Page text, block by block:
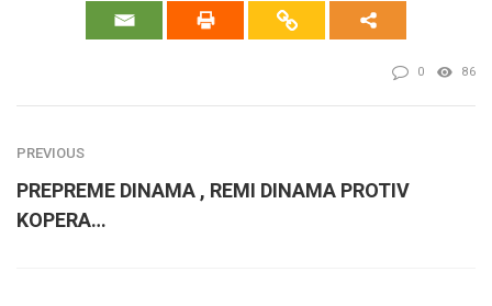
0 86
PREVIOUS
PREPREME DINAMA , REMI DINAMA PROTIV
KOPERA…